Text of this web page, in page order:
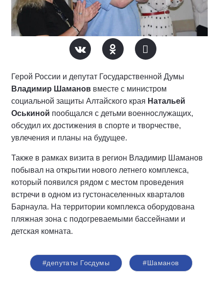
Герой России и депутат Государственной Думы
Владимир Шаманов вместе с министром
социальной защиты Алтайского края Натальей
Оськиной пообщался с детьми военнослужащих,
обсудил их достижения в спорте и творчестве,
увлечения и планы на будущее.
Также в рамках визита в регион Владимир Шаманов
побывал на открытии нового летнего комплекса,
который появился рядом с местом проведения
встречи в одном из густонаселенных кварталов
Барнаула. На территории комплекса оборудована
пляжная зона с подогреваемыми бассейнами и
детская комната.
#депутаты Госдумы #Шаманов